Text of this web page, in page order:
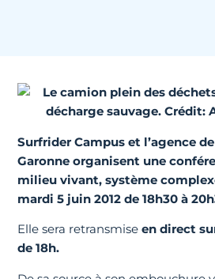
Surfrider Campus et l’agence
Garonne organisent une
milieu vivant, système
mardi 5 juin 2012 de 18h30 à
Elle sera retransmiseen direct
de 18h.